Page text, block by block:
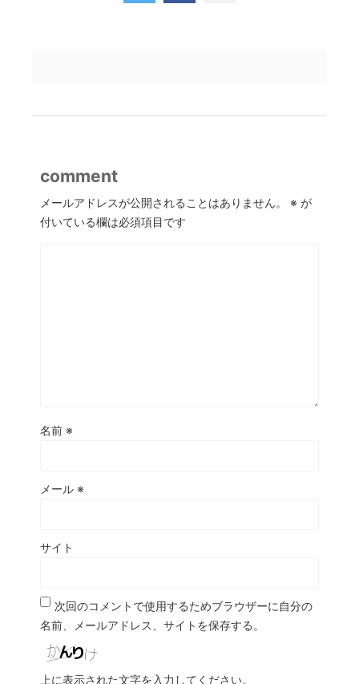
comment
メールアドレスが公開されることはありません。 ※ が
付いている欄は必須項目です
名前 ※
メール ※
サイト
次回のコメントで使用するためブラウザーに自分の
名前、メールアドレス、サイトを保存する。
上に表示された文字を入力してください。